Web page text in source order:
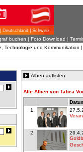
Deutschland | Schweiz
buchen | Foto Download |
Technologie und Kommunikation
Alben auflisten
Alle Alben von Tabea
1.
2.